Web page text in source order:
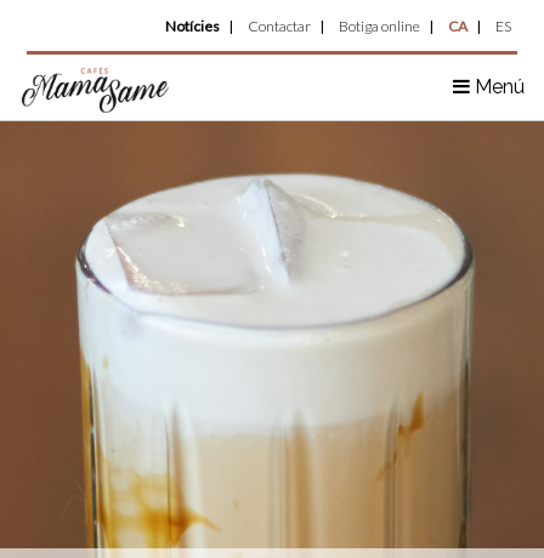
contingut
Top
Menu
Notícies Contactar Botiga online CA ES
Menú